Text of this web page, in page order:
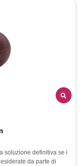
soluzione definitiva se i
da parte di